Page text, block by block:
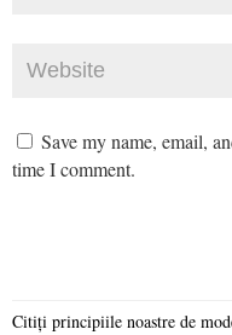
Save my name, email,
time I comment.
Citiți principiile noastre de